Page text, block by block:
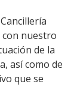
nuestro
de la
así como de
que se